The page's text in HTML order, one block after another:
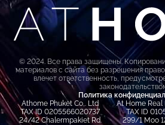
Политика
© 2024. Все права защищены.
материалов с сайта без разрешения
влечет ответственность,
Athome Phuket Co,. Ltd
TAX ID 0205566020737
24/42 Chalermpakiet Rd.
At Home Real
TAX ID
299/1 Moo